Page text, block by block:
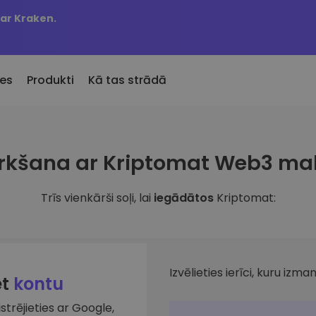
Kraken.
Pievienotie
Kriptomat pievienotie žetoni
būtu nopircis 100 €
Produkti
KriptoEarn
Nopelniet atlīdzību par savu
Seifs
Jūsu
Viedas
Kā tas strādā
ar Kriptomat Web3
Trīs vienkārši soļi, lai iegādātos Kriptomat:
kontu
ar Google,
Izvēlieties ierīci, kuru